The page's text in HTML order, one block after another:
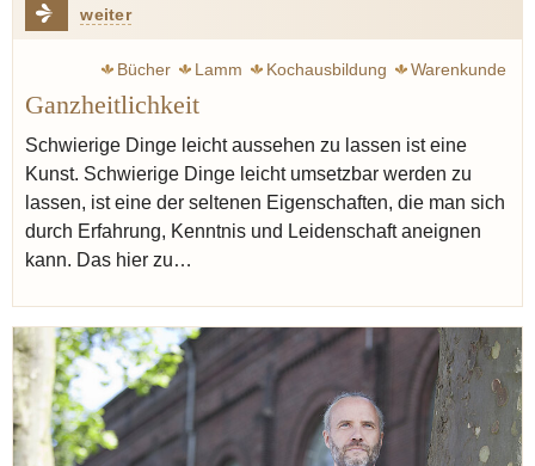
weiter
Bücher Lamm Kochausbildung Warenkunde
Ganzheitlichkeit
Schwierige Dinge leicht aussehen zu lassen ist eine
Kunst. Schwierige Dinge leicht umsetzbar werden zu
lassen, ist eine der seltenen Eigenschaften, die man sich
durch Erfahrung, Kenntnis und Leidenschaft aneignen
kann. Das hier zu…